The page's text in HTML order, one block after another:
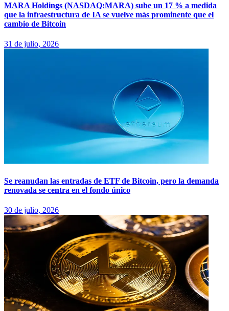
MARA Holdings (NASDAQ:MARA) sube un 17 % a medida
que la infraestructura de IA se vuelve más prominente que el
cambio de Bitcoin
31 de julio, 2026
Se reanudan las entradas de ETF de Bitcoin, pero la demanda
renovada se centra en el fondo único
30 de julio, 2026